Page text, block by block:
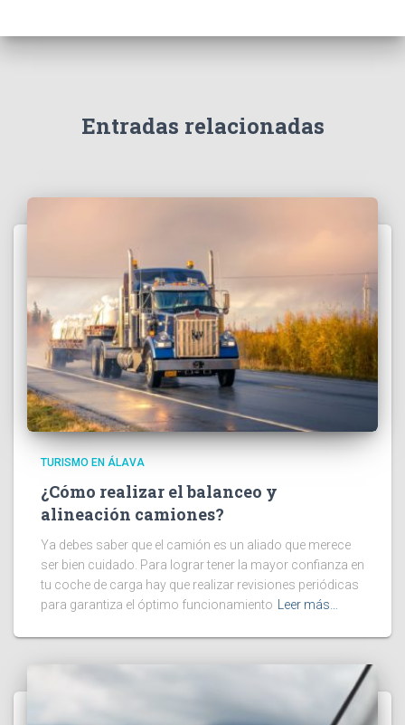
Entradas relacionadas
TURISMO EN ÁLAVA
¿Cómo realizar el balanceo y
alineación camiones?
Ya debes saber que el camión es un aliado que merece
ser bien cuidado. Para lograr tener la mayor confianza en
tu coche de carga hay que realizar revisiones periódicas
para garantiza el óptimo funcionamiento
Leer más…